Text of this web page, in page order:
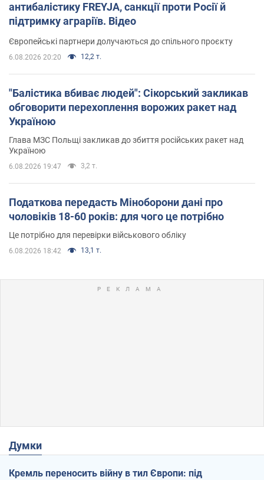
антибалістику FREYJA, санкції проти Росії й
підтримку аграріїв. Відео
Європейські партнери долучаються до спільного проєкту
6.08.2026 20:20 12,2 т.
"Балістика вбиває людей": Сікорський закликав
обговорити перехоплення ворожих ракет над
Україною
Глава МЗС Польщі закликав до збиття російських ракет над
Україною
6.08.2026 19:47 3,2 т.
Податкова передасть Міноборони дані про
чоловіків 18-60 років: для чого це потрібно
Це потрібно для перевірки військового обліку
6.08.2026 18:42 13,1 т.
Думки
Кремль переносить війну в тил Європи: під